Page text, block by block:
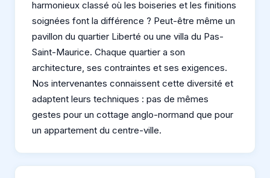
harmonieux classé où les boiseries et les finitions
soignées font la différence ? Peut-être même un
pavillon du quartier Liberté ou une villa du Pas-
Saint-Maurice. Chaque quartier a son
architecture, ses contraintes et ses exigences.
Nos intervenantes connaissent cette diversité et
adaptent leurs techniques : pas de mêmes
gestes pour un cottage anglo-normand que pour
un appartement du centre-ville.